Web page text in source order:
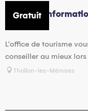
Gratuit
Bureau
L'office de tourisme
conseiller au mieux
Thollon-les-Mémises